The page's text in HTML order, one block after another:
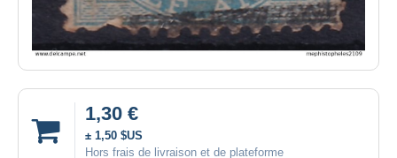
1,30 €
± 1,50 $US
Hors frais de livraison et de plateforme